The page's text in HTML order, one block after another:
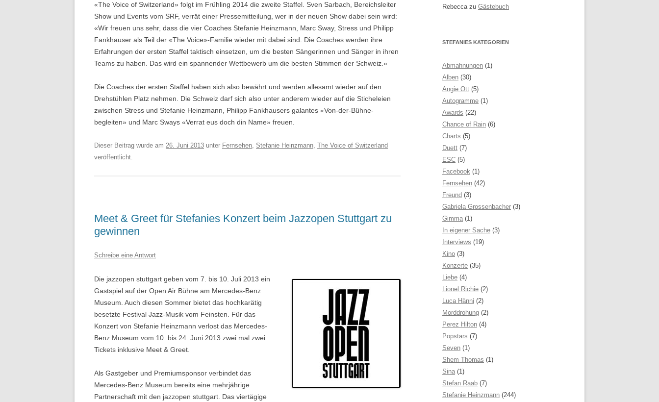
«The Voice of Switzerland» folgt im Frühling 2014 die zweite Staffel. Sven Sarbach, Bereichsleiter
Show und Events vom SRF, verrät einer Pressemitteilung, wer in der neuen Show dabei sein wird:
«Wir freuen uns sehr, dass die vier Coaches Stefanie Heinzmann, Marc Sway, Stress und Philipp
Fankhauser als Teil der «The Voice»-Familie wieder mit dabei sind. Die Coaches werden ihre
Erfahrungen der ersten Staffel taktisch einsetzen, um die besten Sängerinnen und Sänger in ihren
Teams zu haben. Das wird ein spannender Wettbewerb um die besten Stimmen der Schweiz.»
Die Coaches der ersten Staffel haben sich also bewährt und werden allesamt wieder auf den
Drehstühlen Platz nehmen. Die Schweiz darf sich also unter anderem wieder auf die Sticheleien
zwischen Stress und Stefanie Heinzmann, Philipp Fankhausers galantes «Von-der-Bühne-
begleiten» und Marc Sways «Verrat eus doch din Name» freuen.
Dieser Beitrag wurde am 26. Juni 2013 unter Fernsehen, Stefanie Heinzmann, The Voice of Switzerland
veröffentlicht.
Meet & Greet für Stefanies Konzert beim Jazzopen Stuttgart zu
gewinnen
Schreibe eine Antwort
Die jazzopen stuttgart geben vom 7. bis 10. Juli 2013 ein
Gastspiel auf der Open Air Bühne am Mercedes-Benz
Museum. Auch diesen Sommer bietet das hochkarätig
besetzte Festival Jazz-Musik vom Feinsten. Für das
Konzert von Stefanie Heinzmann verlost das Mercedes-
Benz Museum vom 10. bis 24. Juni 2013 zwei mal zwei
Tickets inklusive Meet & Greet.
Als Gastgeber und Premiumsponsor verbindet das
Mercedes-Benz Museum bereits eine mehrjährige
Partnerschaft mit den jazzopen stuttgart. Das viertägige
Rebeccazu Gästebuch
STEFANIES KATEGORIEN
Abmahnungen (1)
Alben (30)
Angie Ott (5)
Autogramme (1)
Awards (22)
Chance of Rain (6)
Charts (5)
Duett (7)
ESC (5)
Facebook (1)
Fernsehen (42)
Freund (3)
Gabriela Grossenbacher (3)
Gimma (1)
In eigener Sache (3)
Interviews (19)
Kino (3)
Konzerte (35)
Liebe (4)
Lionel Richie (2)
Luca Hänni (2)
Morddrohung (2)
Perez Hilton (4)
Popstars (7)
Seven (1)
Shem Thomas (1)
Sina (1)
Stefan Raab (7)
Stefanie Heinzmann (244)